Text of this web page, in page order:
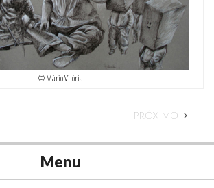
© Mário Vitória
PRÓXIMO
Menu